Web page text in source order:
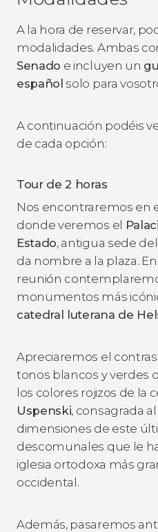
A la hora de reservar,
modalidades. Ambas
Senado e incluyen un
español solo para
A continuación podéis
de cada opción:
Tour de 2 horas
Nos encontraremos en
donde veremos el
Estado, antigua sede
da nombre a la plaza.
reunión
monumentos más
catedral luterana de
Apreciaremos el
tonos blancos y verdes
los colores rojizos de la
Uspenski, consagrada
dimensiones de este
descomunales que le
iglesia ortodoxa más
occidental.
Además, pasaremos